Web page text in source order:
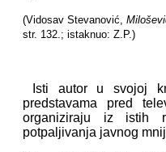
(Vidosav Stevanović,
str. 132.; istaknuo: Z.P.)
Isti autor u svojoj
predstavama pred
organiziraju iz istih
potpaljivanja javnog